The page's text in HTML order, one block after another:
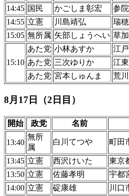
14:45 国民 かごしま彰宏
参
14:55 立憲 川島靖弘
瑞
15:05 無所属 矢部しょうへい 草
15:10
あた党 小林あすか
江
あた党 三次ゆりか
江
あた党 宮本しゅんま 荒
8月17日（2日目）
開始 政党 名前
13:40
無所
属
白川てつや 町田
13:45 立憲 西沢けいた
東京
13:50 立憲 佐藤孝明
宇都
14:00 立憲 碇康雄 川口